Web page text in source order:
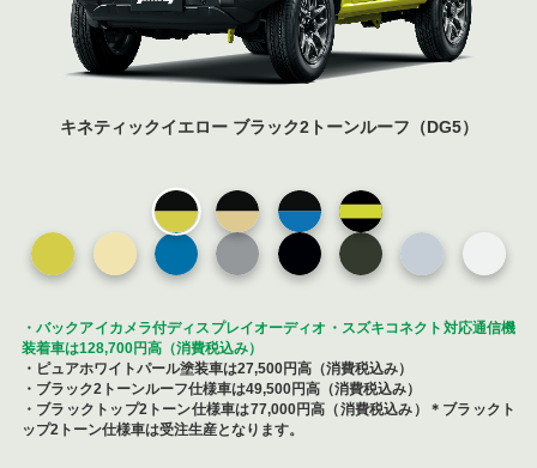
キネティックイエロー ブラック2トーンルーフ（DG5）
・バックアイカメラ付ディスプレイオーディオ・スズキコネクト対応通信機
装着車は128,700円高（消費税込み）
・ピュアホワイトパール塗装車は27,500円高（消費税込み）
・ブラック2トーンルーフ仕様車は49,500円高（消費税込み）
・ブラックトップ2トーン仕様車は77,000円高（消費税込み）
＊ブラックト
ップ2トーン仕様車は受注生産となります。